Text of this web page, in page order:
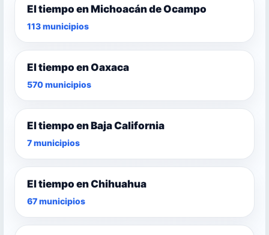
El tiempo en Michoacán de Ocampo
113 municipios
El tiempo en Oaxaca
570 municipios
El tiempo en Baja California
7 municipios
El tiempo en Chihuahua
67 municipios